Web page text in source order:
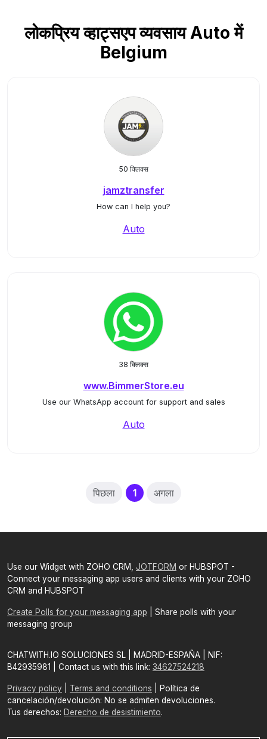
लोकप्रिय व्हाट्सएप व्यवसाय Auto में
Belgium
50 क्लिक्स
jamztransfer
How can I help you?
Auto
38 क्लिक्स
www.BimmerStore.eu
Use our WhatsApp account for support and sales
Auto
पिछला 1(current)
अगला
Use our Widget with ZOHO CRM, JOTFORM or HUBSPOT -
Connect your messaging app users and clients with your ZOHO
CRM and HUBSPOT
Create Polls for your messaging app | Share polls with your
messaging group
CHATWITH.IO SOLUCIONES SL | MADRID-ESPAÑA | NIF:
B42935981 | Contact us with this link: 34627524218
Privacy policy Terms and conditions | Política de
cancelación/devolución: No se admiten devoluciones.
Tus derechos: Derecho de desistimiento.